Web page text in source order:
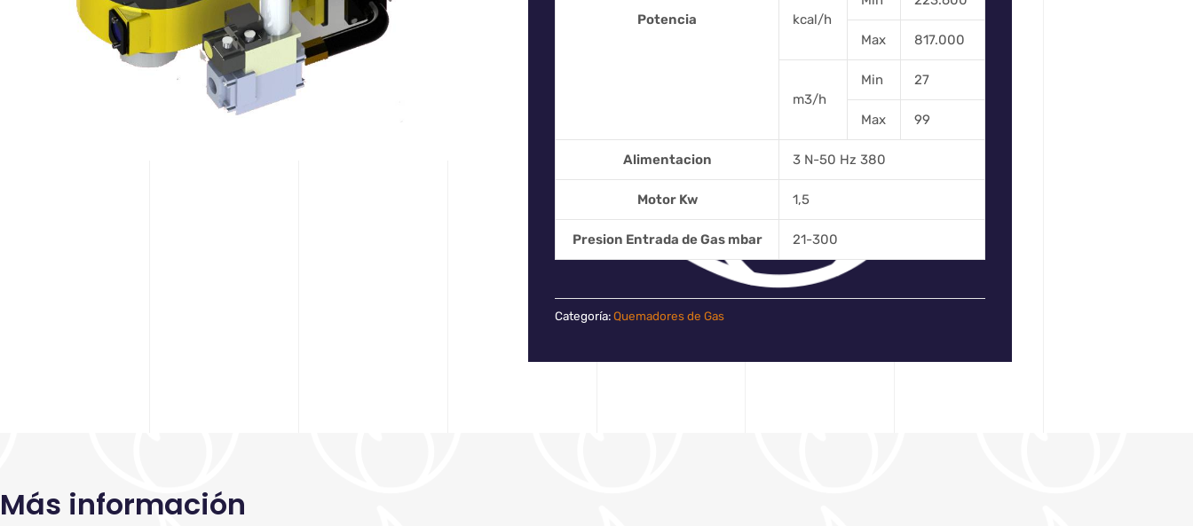
Potencia kcal/h
Max 817.000
m3/h
Min 27
Max 99
Alimentacion 3 N-50 Hz 380
Motor Kw 1,5
Presion Entrada de Gas mbar 21-300
Categoría:Quemadores de Gas
Más información